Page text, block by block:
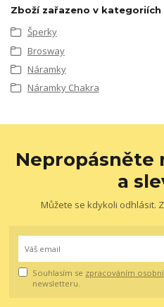
Zboží zařazeno v kategoriích
Šperky
Brosway
Náramky
Náramky Chakra
Nepropásněte
a
Můžete se kdykoli odhlásit.
Souhlasím se zpracováním
newsletteru.